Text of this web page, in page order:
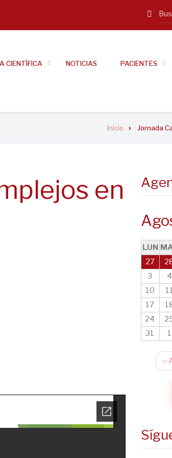
CIENTÍFICA NOTICIAS PACIENTES
Inicio Jornada
en
LUN
27
3
4
10
17
24
31
1
‹‹